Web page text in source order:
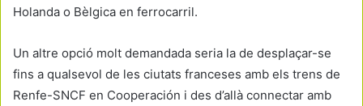
Holanda o Bèlgica en ferrocarril.
Un altre opció molt demandada seria la de desplaçar-se
fins a qualsevol de les ciutats franceses amb els trens de
Renfe-SNCF en Cooperación i des d’allà connectar amb